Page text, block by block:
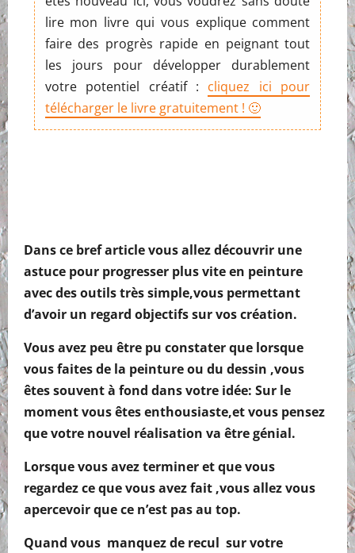
lire mon livre qui vous explique comment
faire des progrès rapide en peignant tout
les jours pour développer durablement
votre potentiel créatif : cliquez ici pour
télécharger le livre gratuitement ! 🙂
Dans ce bref article vous allez découvrir une
astuce pour progresser plus vite en peinture
avec des outils très simple,vous permettant
d’avoir un regard objectifs sur vos création.
Vous avez peu être pu constater que lorsque
vous faites de la peinture ou du dessin ,vous
êtes souvent à fond dans votre idée: Sur le
moment vous êtes enthousiaste,et vous pensez
que votre nouvel réalisation va être génial.
Lorsque vous avez terminer et que vous
regardez ce que vous avez fait ,vous allez vous
apercevoir que ce n’est pas au top.
Quand vous manquez de recul sur votre